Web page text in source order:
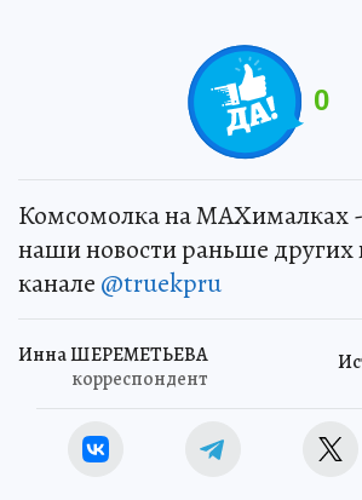
0
Комсомолка на MAXималках
наши новости раньше других
канале @truekpru
Инна ШЕРЕМЕТЬЕВА
корреспондент